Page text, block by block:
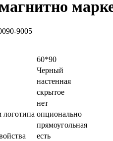
9005
60*90
Черный
настенная
скрытое
нет
логотипа опционально
прямоугольная
есть